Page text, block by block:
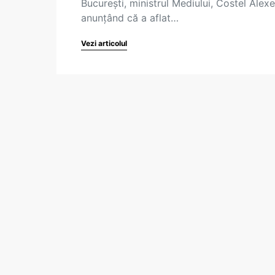
București, ministrul Mediului, Costel
anunțând că a aflat…
Vezi articolul